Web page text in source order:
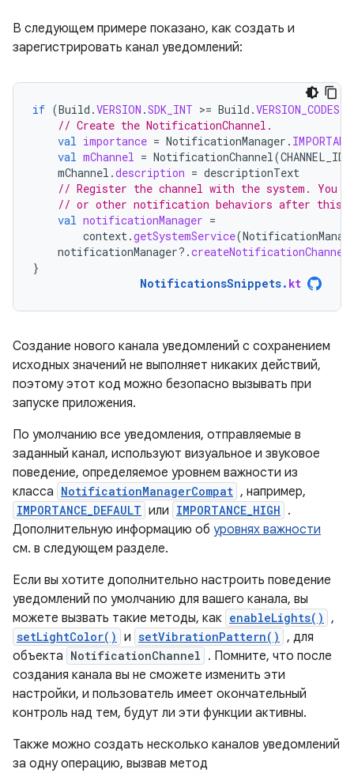
В следующем примере показано, как создать и
зарегистрировать канал уведомлений:
if (Build .VERSION .SDK_INT >= Build .VERSION_CODES
// Create the NotificationChannel.
val importance = NotificationManager .
val mChannel = NotificationChannel(CHANNEL_ID
mChannel .description = descriptionText
// Register the channel with the system. You
// or other notification behaviors after this.
val notificationManager =
context.getSystemService(
notificationManager?.createNotificationChannel
}
NotificationsSnippets. kt
Создание нового канала уведомлений с сохранением
исходных значений не выполняет никаких действий,
поэтому этот код можно безопасно вызывать при
запуске приложения.
По умолчанию все уведомления, отправляемые в
заданный канал, используют визуальное и звуковое
поведение, определяемое уровнем важности из
класса NotificationManagerCompat , например,
IMPORTANCE_DEFAULT или IMPORTANCE_HIGH .
Дополнительную информацию об уровнях важности
см. в следующем разделе.
Если вы хотите дополнительно настроить поведение
уведомлений по умолчанию для вашего канала, вы
можете вызвать такие методы, как enableLights() ,
setLightColor() и setVibrationPattern() , для
объекта NotificationChannel . Помните, что после
создания канала вы не сможете изменить эти
настройки, и пользователь имеет окончательный
контроль над тем, будут ли эти функции активны.
Также можно создать несколько каналов уведомлений
за одну операцию, вызвав метод